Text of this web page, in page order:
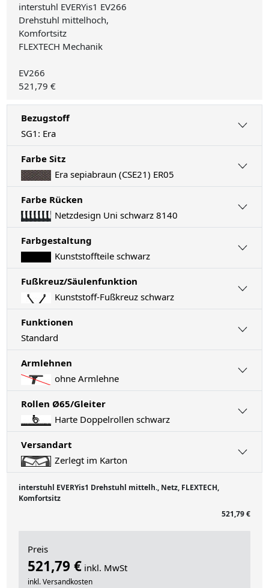
interstuhl EVERYis1 EV266
Drehstuhl mittelhoch,
Komfortsitz
FLEXTECH Mechanik
EV266
521,79 €
Bezugstoff
SG1: Era
Farbe Sitz
Era sepiabraun (CSE21) ER05
Farbe Rücken
Netzdesign Uni schwarz 8140
Farbgestaltung
Kunststoffteile schwarz
Fußkreuz/Säulenfunktion
Kunststoff-Fußkreuz schwarz
Funktionen
Standard
Armlehnen
ohne Armlehne
Rollen Ø65/Gleiter
Harte Doppelrollen schwarz
Versandart
Zerlegt im Karton
interstuhl EVERYis1 Drehstuhl mittelh., Netz, FLEXTECH,
Komfortsitz
521,79 €
Preis
521,79 € inkl. MwSt
inkl. Versandkosten